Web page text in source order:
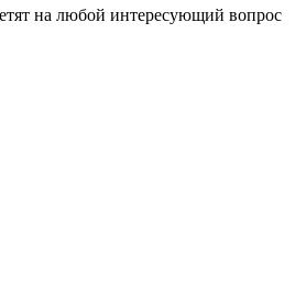
на любой интересующий вопрос